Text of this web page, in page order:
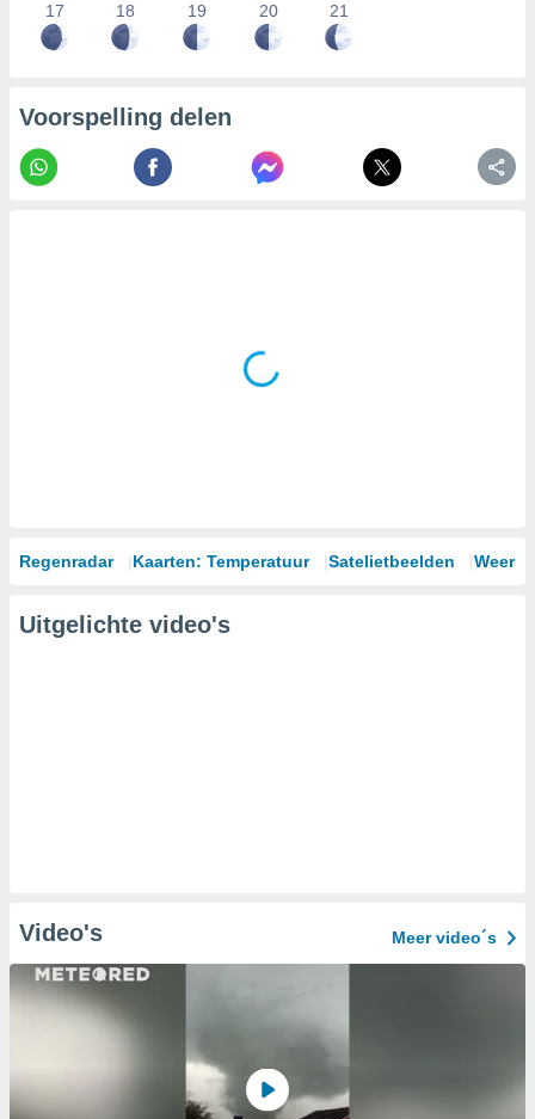
17 18 19 20 21
Voorspelling delen
Regenradar Kaarten: Temperatuur Satelietbeelden
Uitgelichte video's
Video's Meer video´s